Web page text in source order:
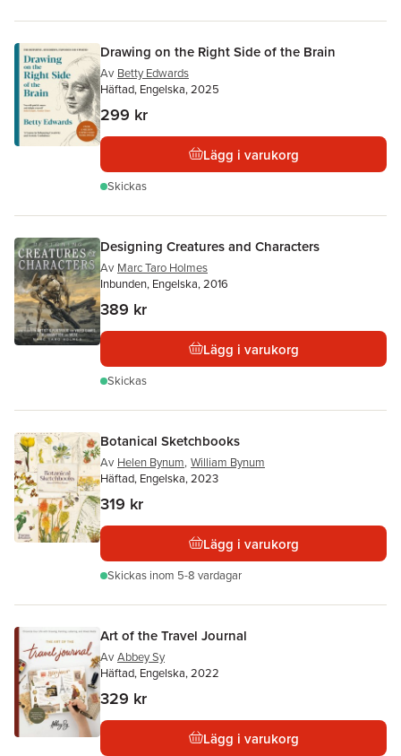
Drawing on the Right Side of the Brain
Av Betty Edwards
Häftad, Engelska, 2025
299 kr
Lägg i varukorg
Skickas
Designing Creatures and Characters
Av Marc Taro Holmes
Inbunden, Engelska, 2016
389 kr
Lägg i varukorg
Skickas
Botanical Sketchbooks
Av Helen Bynum, William Bynum
Häftad, Engelska, 2023
319 kr
Lägg i varukorg
Skickas inom 5-8 vardagar
Art of the Travel Journal
Av Abbey Sy
Häftad, Engelska, 2022
329 kr
Lägg i varukorg